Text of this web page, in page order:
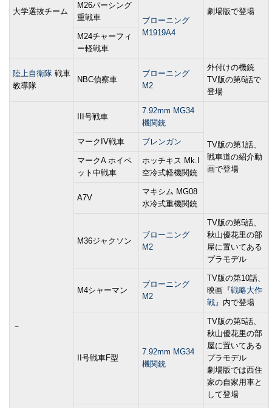
大学選抜チーム 劇場版で登場
M26パーシング
重戦車
ブローニング
M1919A4
M24チャーフィ
ー軽戦車
陸上自衛隊 戦車
教導隊
NBC偵察車
ブローニング
M2
外付けの機銃
TV版の第6話で
登場
－
III号戦車
7.92mm MG34
機関銃
TV版の第1話、
戦車道の紹介動
画で登場
マークIV戦車 ブレンガン
マークA ホイペ
ット中戦車
ホッチキス Mk.I
空冷式軽機関銃
A7V
マキシム MG08
水冷式重機関銃
M36ジャクソン
ブローニング
M2
TV版の第5話、
秋山優花里の部
屋に置いてある
プラモデル
M4シャーマン
ブローニング
M2
TV版の第10話、
映画『戦略大作
戦』内で登場
II号戦車F型
7.92mm MG34
機関銃
TV版の第5話、
秋山優花里の部
屋に置いてある
プラモデル
劇場版では西住
家の自家用車と
して登場